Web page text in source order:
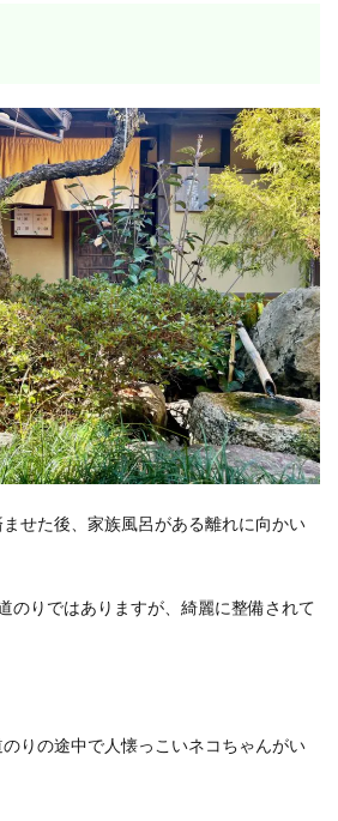
せた後、家族風呂がある離れに向かい
のりではありますが、綺麗に整備されて
りの途中で人懐っこいネコちゃんがい